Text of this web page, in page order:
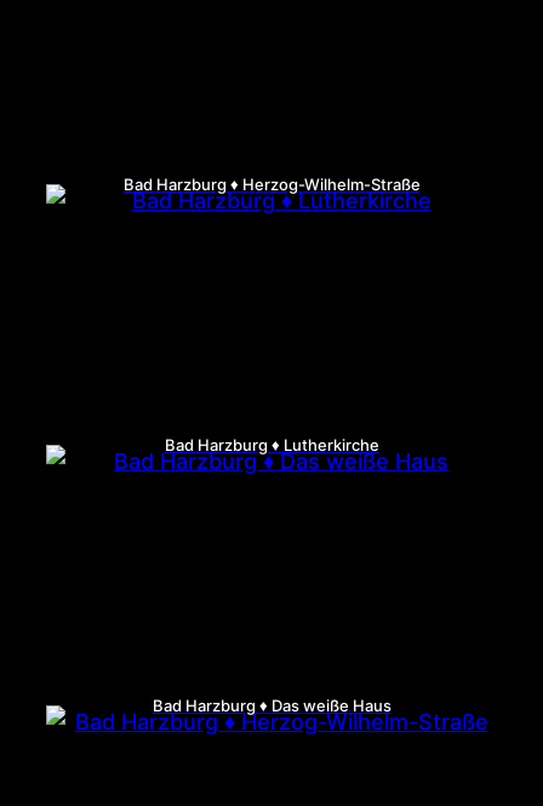
Bad Harzburg ♦ Herzog-Wilhelm-Straße
Bad Harzburg ♦ Lutherkirche
Bad Harzburg ♦ Das weiße Haus